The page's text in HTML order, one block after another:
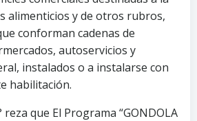
alimenticios y de otros rubros,
conforman cadenas de
autoservicios y
instalados o a instalarse con
habilitación.
reza que El Programa “GONDOLA